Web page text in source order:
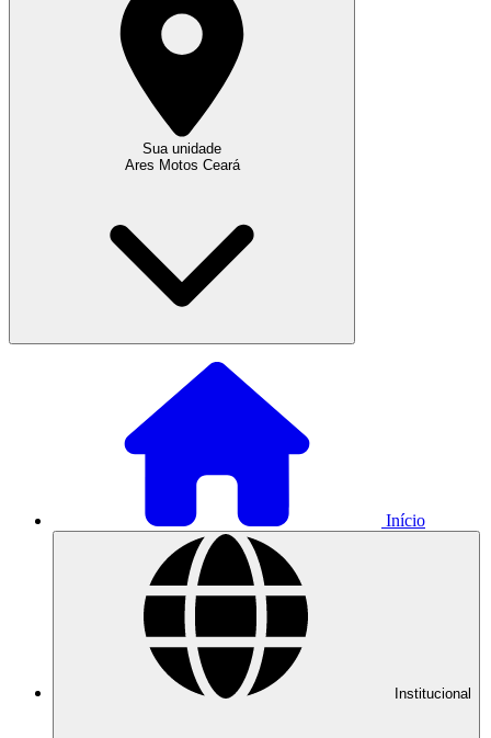
Sua unidade
Ares Motos Ceará
Início
Institucional